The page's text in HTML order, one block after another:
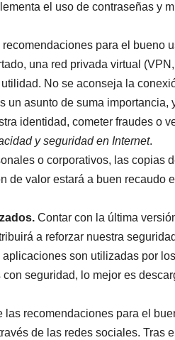
el uso de contraseñas y
recomendaciones para el bueno
una red privada virtual
No se aconseja la
un asunto de suma importancia,
identidad, cometer fraudes o
y seguridad en Internet.
o corporativos, las copias
de valor estará a buen recaudo
Contar con la última
a reforzar nuestra
aplicaciones son utilizadas por
seguridad, lo mejor es
las recomendaciones para el
de las redes sociales. Tras